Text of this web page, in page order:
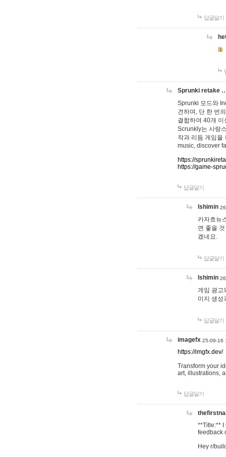
답글달기
Sprunki retake
Sprunki 모드와
견하며, 단 한 번
결합하여 40개
Scrunkly는 사랑
작과 리듬 게임을
music, discover
https://
https://game-
답글달기
lshimin
카자흐뉴
면 좋을
겠네요.
답글달기
lshimin
게임 광고
미지 생성
답글달기
imagefx 25-09-16
https://imgfx.dev/
Transform your
art, illustrations,
답글달기
**Title:** I
feedback
Hey r/